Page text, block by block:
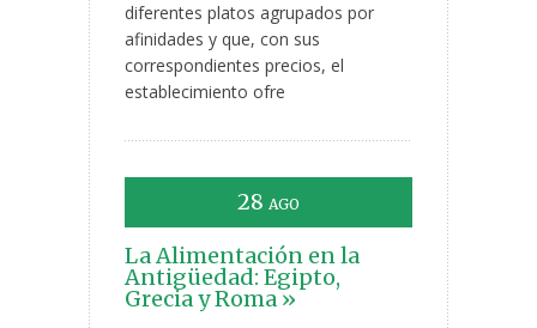
diferentes platos agrupados por
afinidades y que, con sus
correspondientes precios, el
establecimiento ofre
28 AGO
La Alimentación en la
Antigüedad: Egipto,
Grecia y Roma »